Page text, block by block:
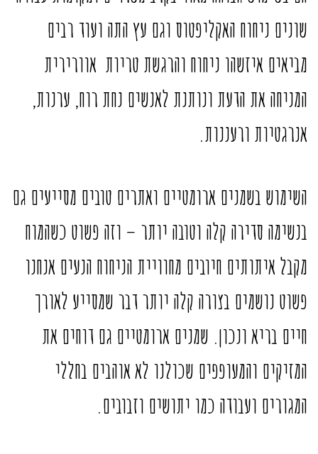
שונים ניחוח האקליפטוס וגם עץ התה ועוד רבים
מביאים איזשהו ניחוח והרגשת טריות אוורירית
המניחה את הדעת ונותנת לאנשים נחת רוח, ערנות,
אנרגטיות ורעננות.
השימוש בשמנים ארומטיים ואתרים טובים מסייעים גם
בנשימה סדירה קלה וטובה יותר – וזה פשוט כשהמוח
מקבל איתותים חיובים מחוויית הניחוח הנעים אנחנו
פשוט נושמים בצורה קלה יותר דבר שמסייע לאורך
חיים בריא ונכון. שמנים ארומטיים גם דוחים את
המזיקים והמעופפים שכולנו לא אוהבים בחללי
המגורים ועבודה כמו יתושים וזבובים.